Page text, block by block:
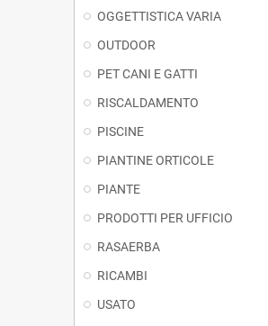
OGGETTISTICA VARIA
OUTDOOR
PET CANI E GATTI
RISCALDAMENTO
PISCINE
PIANTINE ORTICOLE
PIANTE
PRODOTTI PER UFFICIO
RASAERBA
RICAMBI
USATO